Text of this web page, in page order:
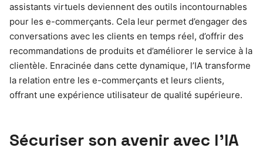
assistants virtuels deviennent des outils incontournables
pour les e-commerçants. Cela leur permet d’engager des
conversations avec les clients en temps réel, d’offrir des
recommandations de produits et d’améliorer le service à la
clientèle. Enracinée dans cette dynamique, l’IA transforme
la relation entre les e-commerçants et leurs clients,
offrant une expérience utilisateur de qualité supérieure.
Sécuriser son avenir avec l’IA